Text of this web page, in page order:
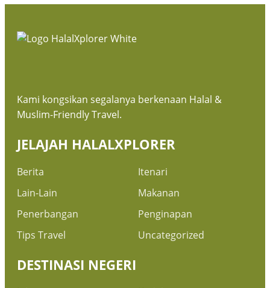
Kami kongsikan segalanya berkenaan Halal &
Muslim-Friendly Travel.
JELAJAH HALALXPLORER
Berita
Itenari
Lain-Lain
Makanan
Penerbangan
Penginapan
Tips Travel
Uncategorized
DESTINASI NEGERI